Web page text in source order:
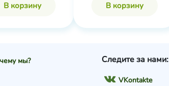
В корзину В корзину
мы? Следите за нами:
VKontakte